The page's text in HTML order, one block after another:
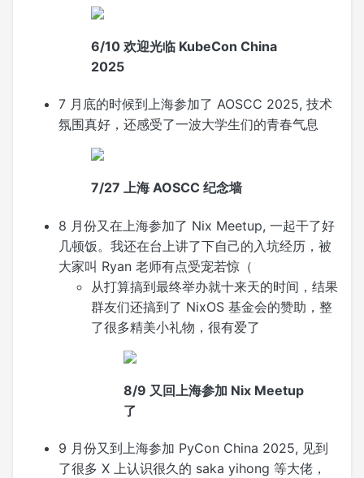
6/10 欢迎光临 KubeCon China
2025
7 月底的时候到上海参加了 AOSCC 2025, 技术
氛围真好，还感受了一波大学生们的青春气息
7/27 上海 AOSCC 纪念墙
8 月份又在上海参加了 Nix Meetup, 一起干了好
几顿饭。我还在台上讲了下自己的入坑经历，被
大家叫 Ryan 老师有点受宠若惊（
从打算搞到最终举办就十来天的时间，结果
群友们还搞到了 NixOS 基金会的赞助，整
了很多精美小礼物，很有爱了
8/9 又回上海参加 Nix Meetup
了
9 月份又到上海参加 PyCon China 2025, 见到
了很多 X 上认识很久的 saka yihong 等大佬，